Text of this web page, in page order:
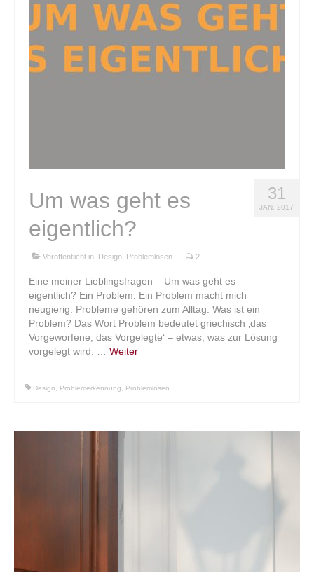
Klangkugel
Alte Schätze neu gestalten
Upcycling – Schmuck aus Fahrradschlauch
Handwerkswoche Gutenstein
Auftragsarbeiten
Lichtobjekte
Für Unternehmen
Portrait
Über mich
31
JAN. 2017
Um was geht es
eigentlich?
Veröffentlicht in: Design Problemlösen | 2
Eine meiner Lieblingsfragen – Um was geht es
eigentlich? Ein Problem. Ein Problem macht mich
neugierig. Probleme gehören zum Alltag. Was ist ein
Problem? Das Wort Problem bedeutet griechisch ‚das
Vorgeworfene, das Vorgelegte‘ – etwas, was zur Lösung
vorgelegt wird. … Weiter
Design Problemerkennung Problemlösen